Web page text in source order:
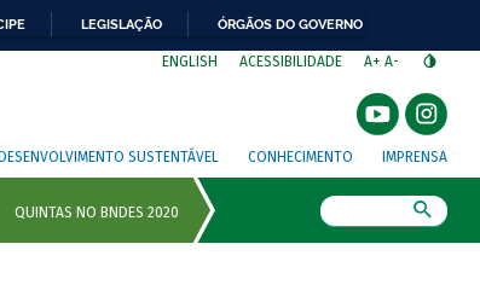
LEGISLAÇÃO ÓRGÃOS DO GOVERNO
ENGLISH ACESSIBILIDADE A+ A-
SUSTENTÁVEL CONHECIMENTO IMPRENSA